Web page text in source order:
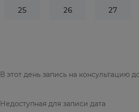
25 26 27
В этот день запись на консультацию
Недоступная для записи дата